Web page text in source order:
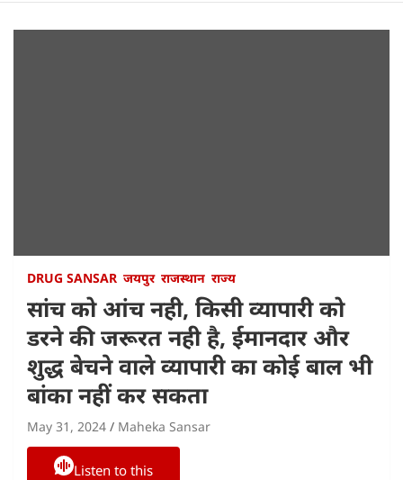
DRUG SANSAR जयपुर राजस्थान राज्य
सांच को आंच नही, किसी व्यापारी को
डरने की जरूरत नही है, ईमानदार और
शुद्ध बेचने वाले व्यापारी का कोई बाल भी
बांका नहीं कर सकता
May 31, 2024 Maheka Sansar
Listen to this